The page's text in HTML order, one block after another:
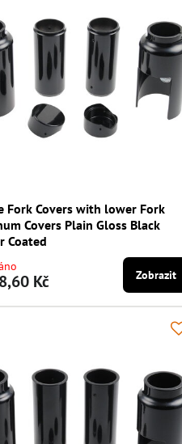
Fork Covers with lower Fork
Covers Plain Gloss Black
Coated
Kč Zobrazit